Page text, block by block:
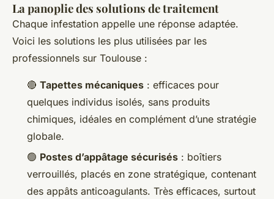
La panoplie des solutions de traitement
Chaque infestation appelle une réponse adaptée.
Voici les solutions les plus utilisées par les
professionnels sur Toulouse :
🔴 Tapettes mécaniques : efficaces pour
quelques individus isolés, sans produits
chimiques, idéales en complément d’une stratégie
globale.
🟢 Postes d’appâtage sécurisés : boîtiers
verrouillés, placés en zone stratégique, contenant
des appâts anticoagulants. Très efficaces, surtout